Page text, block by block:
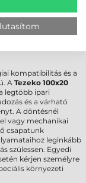
olajos felület
kompatibilitás és a
A Tezeko 100x20
legtöbb ipari
és a várható
A döntésnél
vagy mechanikai
csapatunk
leginkább
szülessen. Egyedi
kérjen személyre
környezeti